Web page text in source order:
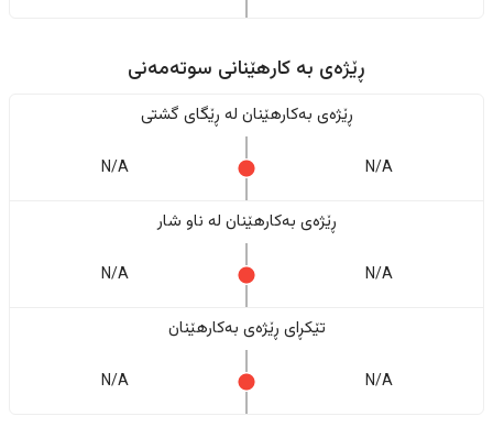
ڕێژەى به کارهێنانی سوتەمەنی
ڕێژەى بەکارهێنان له ڕێگای گشتی
N/A
N/A
ڕێژەى بەکارهێنان له ناو شار
N/A
N/A
تێکڕای ڕێژەى بەکارهێنان
N/A
N/A